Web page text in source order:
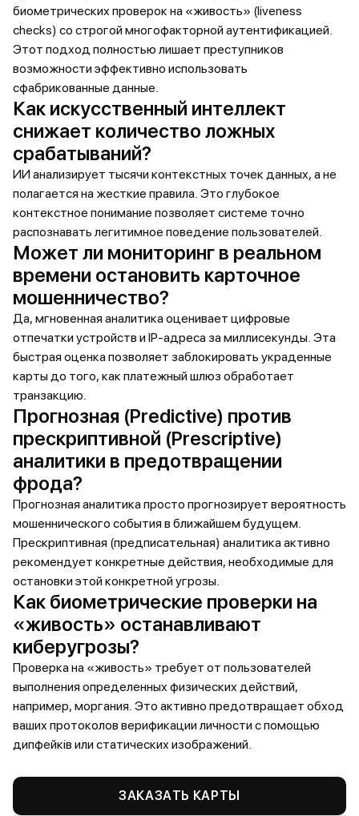
биометрических проверок на «живость» (liveness
checks) со строгой многофакторной аутентификацией.
Этот подход полностью лишает преступников
возможности эффективно использовать
сфабрикованные данные.
Как искусственный интеллект
снижает количество ложных
срабатываний?
ИИ анализирует тысячи контекстных точек данных, а не
полагается на жесткие правила. Это глубокое
контекстное понимание позволяет системе точно
распознавать легитимное поведение пользователей.
Может ли мониторинг в реальном
времени остановить карточное
мошенничество?
Да, мгновенная аналитика оценивает цифровые
отпечатки устройств и IP-адреса за миллисекунды. Эта
быстрая оценка позволяет заблокировать украденные
карты до того, как платежный шлюз обработает
транзакцию.
Прогнозная (Predictive) против
прескриптивной (Prescriptive)
аналитики в предотвращении
фрода?
Прогнозная аналитика просто прогнозирует вероятность
мошеннического события в ближайшем будущем.
Прескриптивная (предписательная) аналитика активно
рекомендует конкретные действия, необходимые для
остановки этой конкретной угрозы.
Как биометрические проверки на
«живость» останавливают
киберугрозы?
Проверка на «живость» требует от пользователей
выполнения определенных физических действий,
например, моргания. Это активно предотвращает обход
ваших протоколов верификации личности с помощью
дипфейків или статических изображений.
ЗАКАЗАТЬ КАРТЫ